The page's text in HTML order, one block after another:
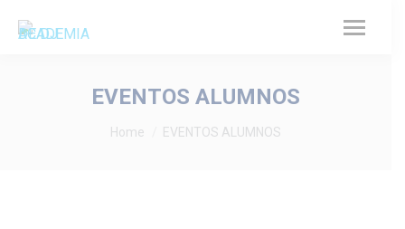
EVENTOS ALUMNOS
You are here:
Home EVENTOS ALUMNOS